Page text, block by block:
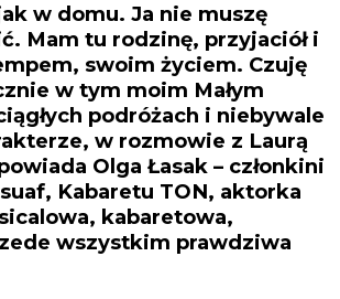
w domu. Ja nie muszę
Mam tu rodzinę, przyjaciół i
swoim życiem. Czuję
w tym moim Małym
podróżach i niebywale
w rozmowie z Laurą
Olga Łasak – członkini
Kabaretu TON, aktorka
kabaretowa,
wszystkim prawdziwa